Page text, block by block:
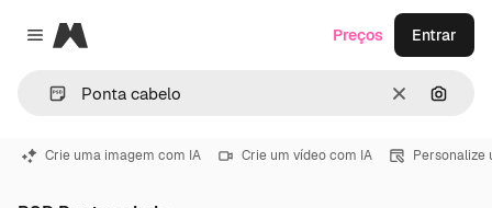
Close menu
Magnific
Limpar
Preços Entrar
Crie uma imagem com IA Crie um vídeo com IA Personalize